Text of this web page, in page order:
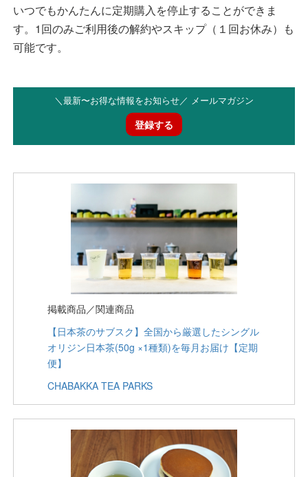
いつでもかんたんに定期購入を停止することができま
す。1回のみご利用後の解約やスキップ（１回お休み）も
可能です。
＼最新〜お得な情報をお知らせ／ メールマガジン
登録する
掲載商品／関連商品
【日本茶のサブスク】全国から厳選したシングル
オリジン日本茶(50g ×1種類)を毎月お届け【定期
便】
CHABAKKA TEA PARKS